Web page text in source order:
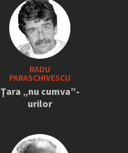
RADU
PARASCHIVESCU
Ţara „nu cumva”-
urilor